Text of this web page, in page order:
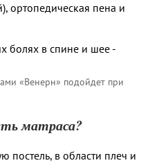
ортопедическая пена и
«Венерн» подойдет при
матраса?
постель, в области плеч и